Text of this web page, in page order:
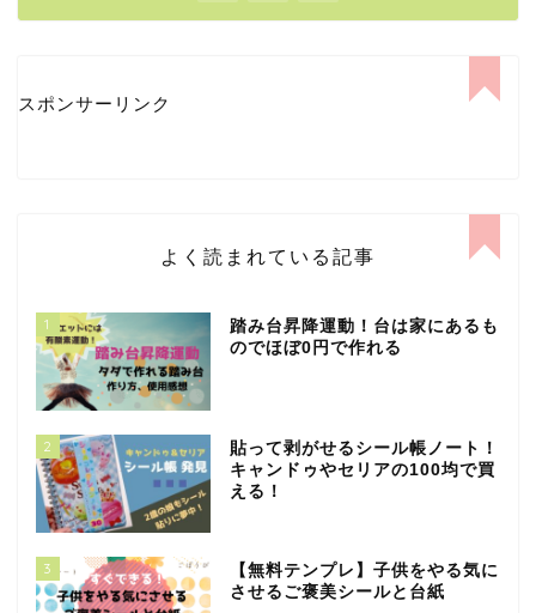
スポンサーリンク
よく読まれている記事
1
踏み台昇降運動！台は家にあるも
のでほぼ0円で作れる
2
貼って剥がせるシール帳ノート！
キャンドゥやセリアの100均で買
える！
3
【無料テンプレ】子供をやる気に
させるご褒美シールと台紙